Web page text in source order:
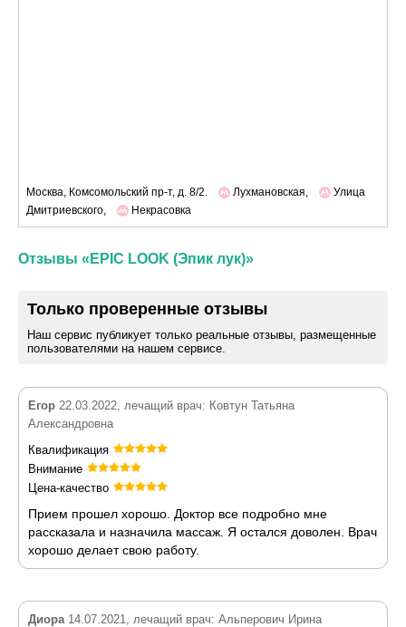
Москва, Комсомольский пр-т, д. 8/2. Лухмановская,
Улица
Дмитриевского,
Некрасовка
Отзывы «EPIC LOOK (Эпик лук)»
Только проверенные отзывы
Наш сервис публикует только реальные отзывы, размещенные
пользователями на нашем сервисе.
Егор 22.03.2022, лечащий врач: Ковтун Татьяна
Александровна
Квалификация
Внимание
Цена-качество
Прием прошел хорошо. Доктор все подробно мне
рассказала и назначила массаж. Я остался доволен. Врач
хорошо делает свою работу.
Диора 14.07.2021, лечащий врач: Альперович Ирина